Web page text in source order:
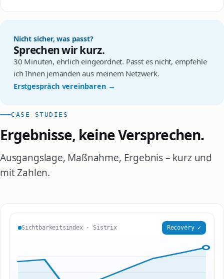
Nicht sicher, was passt?
Sprechen wir kurz.
30 Minuten, ehrlich eingeordnet. Passt es nicht, empfehle
ich Ihnen jemanden aus meinem Netzwerk.
Erstgespräch vereinbaren →
CASE STUDIES
Ergebnisse, keine Versprechen.
Ausgangslage, Maßnahme, Ergebnis – kurz und
mit Zahlen.
Sichtbarkeitsindex · Sistrix Recovery ✓